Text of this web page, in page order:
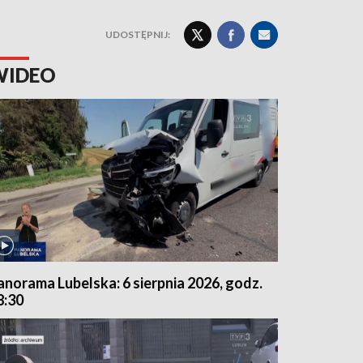
UDOSTĘPNIJ:
Lubelska: 6 sierpnia 2026, godz.